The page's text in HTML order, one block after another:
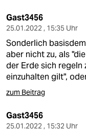
Gast3456
25.01.2022 , 15:35 Uhr
Sonderlich
aber nicht zu, als
der Erde sich regeln
einzuhalten gilt",
zum Beitrag
Gast3456
25.01.2022 , 15:32 Uhr